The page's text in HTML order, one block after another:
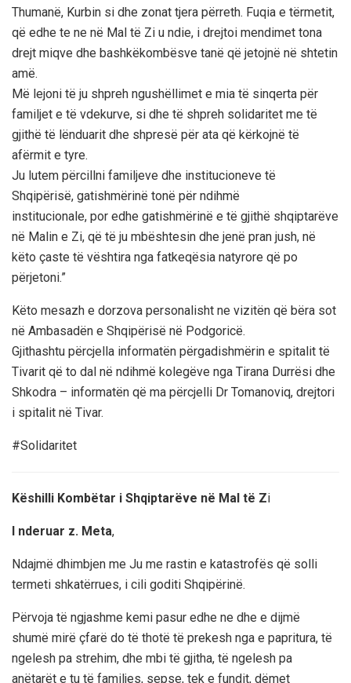
Thumanë, Kurbin si dhe zonat tjera përreth. Fuqia e tërmetit,
që edhe te ne në Mal të Zi u ndie, i drejtoi mendimet tona
drejt miqve dhe bashkëkombësve tanë që jetojnë në shtetin
amë.
Më lejoni të ju shpreh ngushëllimet e mia të sinqerta për
familjet e të vdekurve, si dhe të shpreh solidaritet me të
gjithë të lënduarit dhe shpresë për ata që kërkojnë të
afërmit e tyre.
Ju lutem përcillni familjeve dhe institucioneve të
Shqipërisë, gatishmërinë tonë për ndihmë
institucionale, por edhe gatishmërinë e të gjithë shqiptarëve
në Malin e Zi, që të ju mbështesin dhe jenë pran jush, në
këto çaste të vështira nga fatkeqësia natyrore që po
përjetoni.”
Këto mesazh e dorzova personalisht ne vizitën që bëra sot
në Ambasadën e Shqipërisë në Podgoricë.
Gjithashtu përcjella informatën përgadishmërin e spitalit të
Tivarit që to dal në ndihmë kolegëve nga Tirana Durrësi dhe
Shkodra – informatën që ma përcjelli Dr Tomanoviq, drejtori
i spitalit në Tivar.
#Solidaritet
Këshilli Kombëtar i Shqiptarëve në Mal të Zi
I nderuar z. Meta,
Ndajmë dhimbjen me Ju me rastin e katastrofës që solli
termeti shkatërrues, i cili goditi Shqipërinë.
Përvoja të ngjashme kemi pasur edhe ne dhe e dijmë
shumë mirë çfarë do të thotë të prekesh nga e papritura, të
ngelesh pa strehim, dhe mbi të gjitha, të ngelesh pa
anëtarët e tu të familjes, sepse, tek e fundit, dëmet